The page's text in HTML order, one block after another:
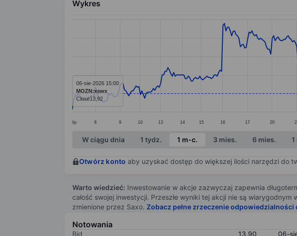
Wykres
The chart has 1 X axis displaying categories.
The chart has 1 Y axis displaying values. Data ranges from
lip 8 9 10 13 14 15 16 17 20
06-sie-2026 15:00
MOZN:xswx
Close13,92
End of interactive chart.
W ciągu dnia 1 tydz. 1 m-c. 3 mies. 6 mies. 1
Otwórz konto aby uzyskać dostęp do większej ilości narzędzi do
Warto wiedzieć: Inwestowanie w akcje zazwyczaj zapewnia
całość swojej inwestycji. Przeszłe wyniki tej akcji nie są
zmienione przez Saxo. Zobacz pełne zrzeczenie odpowiedzialności
Notowania
Bid 13,90
06-